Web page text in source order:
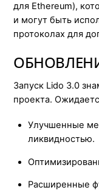
для Ethereum),
и могут быть
протоколах для
Запуск Lido 3.0
проекта.
Улучшенные
ликвидностью.
Расширенные